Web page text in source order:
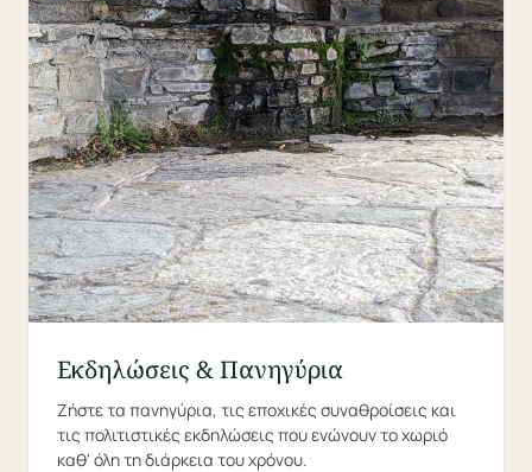
Εκδηλώσεις & Πανηγύρια
Ζήστε τα πανηγύρια, τις εποχικές συναθροίσεις και
τις πολιτιστικές εκδηλώσεις που ενώνουν το χωριό
καθ' όλη τη διάρκεια του χρόνου.